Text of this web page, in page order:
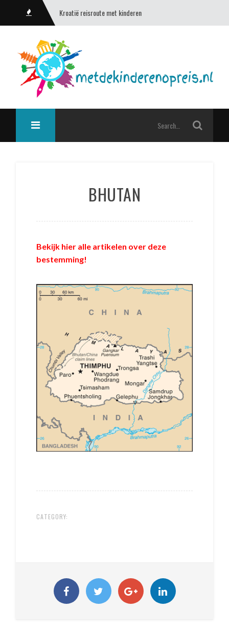
Kroatië reisroute met kinderen
BHUTAN
Bekijk hier alle artikelen over deze
bestemming!
CATEGORY: